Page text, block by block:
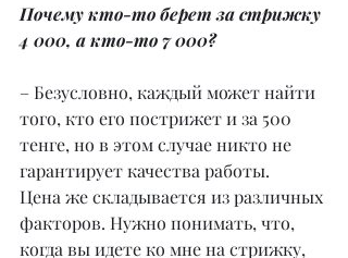
Почему кто-то берет за стрижку
4 000, а кто-то 7 000?
– Безусловно, каждый может найти
того, кто его пострижет и за 500
тенге, но в этом случае никто не
гарантирует качества работы.
Цена же складывается из различных
факторов. Нужно понимать, что,
когда вы идете ко мне на стрижку,